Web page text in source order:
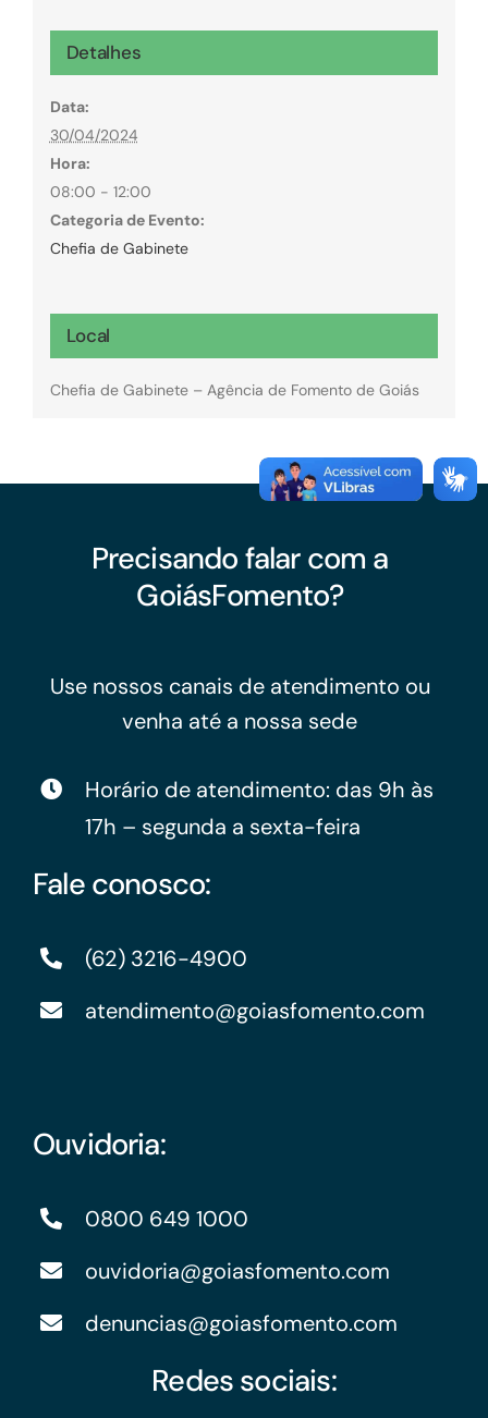
Detalhes
Data:
30/04/2024
Hora:
08:00 - 12:00
Categoria de Evento:
Chefia de Gabinete
Local
Chefia de Gabinete – Agência de Fomento de Goiás
Precisando falar com a
GoiásFomento?
Use nossos canais de atendimento ou
venha até a nossa sede
Horário de atendimento: das 9h às
17h – segunda a sexta-feira
Fale conosco:
(62) 3216-4900
atendimento@goiasfomento.com
Ouvidoria:
0800 649 1000
ouvidoria@goiasfomento.com
denuncias@goiasfomento.com
Redes sociais: